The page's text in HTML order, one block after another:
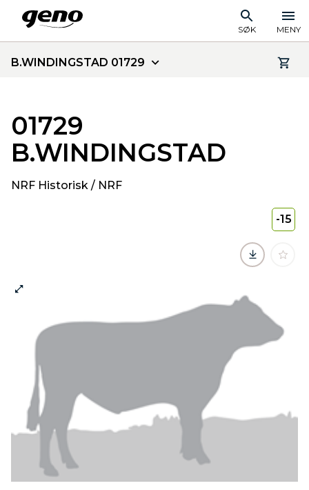
SØK MENY
B.WINDINGSTAD 01729
01729
B.WINDINGSTAD
NRF Historisk / NRF
-15